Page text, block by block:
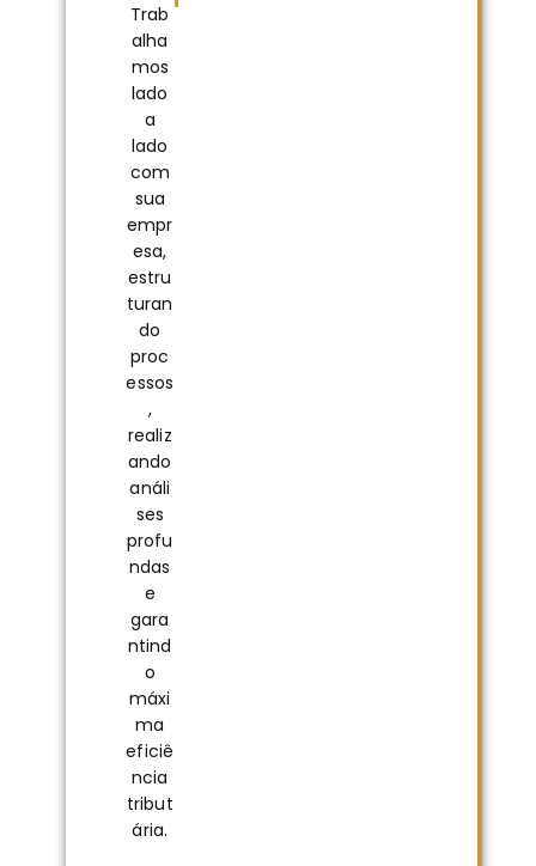
Trab
alha
mos
lado
a
lado
com
sua
empr
esa,
estru
turan
do
proc
essos
,
realiz
ando
análi
ses
profu
ndas
e
gara
ntind
o
máxi
ma
eficiê
ncia
tribut
ária.